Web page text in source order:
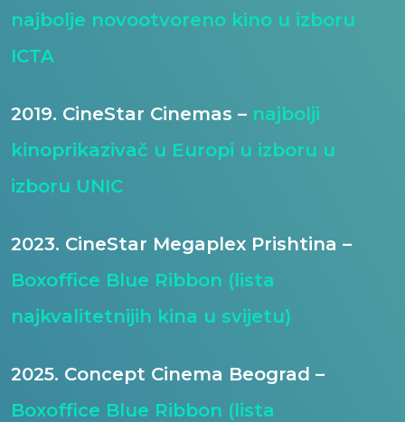
najbolje novootvoreno kino u izboru
ICTA
2019. CineStar Cinemas – najbolji
kinoprikazivač u Europi u izboru u
izboru UNIC
2023. CineStar Megaplex Prishtina –
Boxoffice Blue Ribbon (lista
najkvalitetnijih kina u svijetu)
2025. Concept Cinema Beograd –
Boxoffice Blue Ribbon (lista